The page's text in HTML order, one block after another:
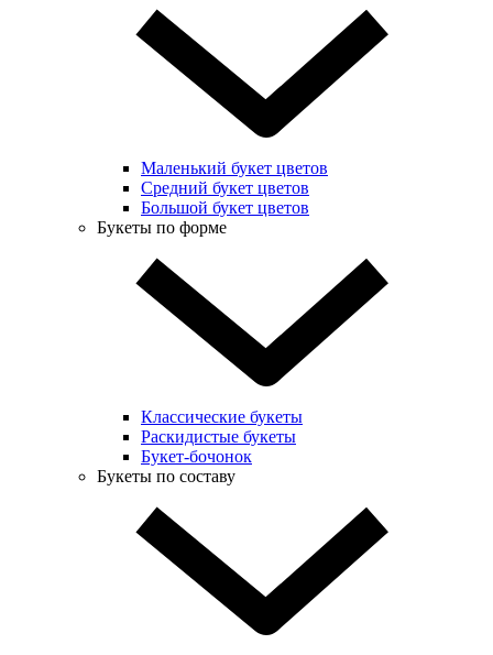
Маленький букет цветов
Средний букет цветов
Большой букет цветов
Букеты по форме
Классические букеты
Раскидистые букеты
Букет-бочонок
Букеты по составу